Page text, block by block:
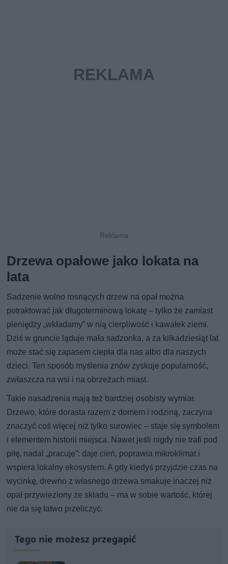
Drzewa opałowe jako lokata na
lata
Sadzenie wolno rosnących drzew na opał można
potraktować jak długoterminową lokatę – tylko że zamiast
pieniędzy „wkładamy” w nią cierpliwość i kawałek ziemi.
Dziś w gruncie ląduje mała sadzonka, a za kilkadziesiąt lat
może stać się zapasem ciepła dla nas albo dla naszych
dzieci. Ten sposób myślenia znów zyskuje popularność,
zwłaszcza na wsi i na obrzeżach miast.
Takie nasadzenia mają też bardziej osobisty wymiar.
Drzewo, które dorasta razem z domem i rodziną, zaczyna
znaczyć coś więcej niż tylko surowiec – staje się symbolem
i elementem historii miejsca. Nawet jeśli nigdy nie trafi pod
piłę, nadal „pracuje”: daje cień, poprawia mikroklimat i
wspiera lokalny ekosystem. A gdy kiedyś przyjdzie czas na
wycinkę, drewno z własnego drzewa smakuje inaczej niż
opał przywieziony ze składu – ma w sobie wartość, której
nie da się łatwo przeliczyć.
Tego nie możesz przegapić